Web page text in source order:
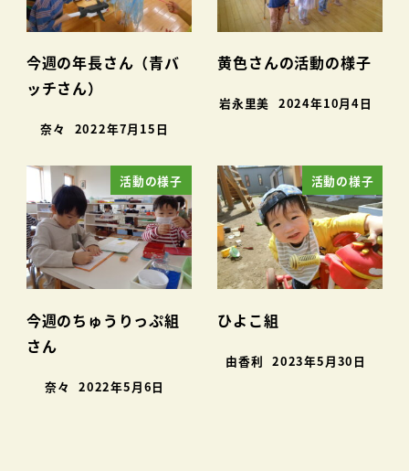
今週の年長さん（青バ
ッチさん）
奈々 2022年7月15日
黄色さんの活動の様子
岩永里美 2024年10月4日
活動の様子
今週のちゅうりっぷ組
さん
奈々 2022年5月6日
活動の様子
ひよこ組
由香利 2023年5月30日